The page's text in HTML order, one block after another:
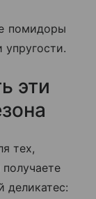
помидоры
упругости.
эти
тех,
деликатес: